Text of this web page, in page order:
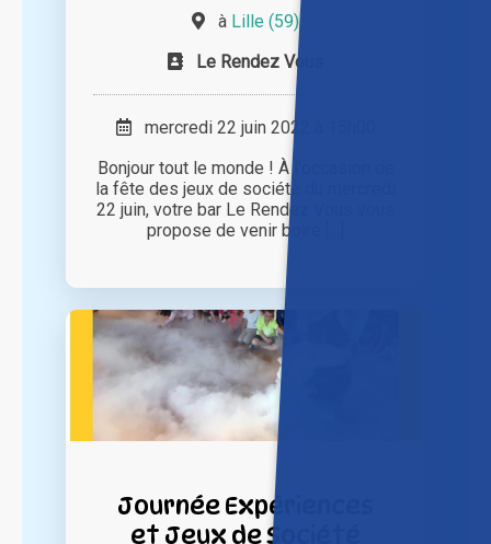
à Lille (59)
Le Rendez Vous
mercredi 22 juin 2022 à 15h00
Bonjour tout le monde ! À l'occasion de
la fête des jeux de société du mercredi
22 juin, votre bar Le Rendez Vous vous
propose de venir boire [...]
Journée Expériences
et Jeux de Société